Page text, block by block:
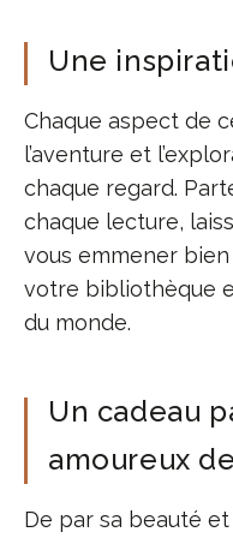
Une
Chaque aspect de
l’aventure et
chaque regard.
chaque lecture,
vous emmener
votre bibliothèque
du monde.
Un cadeau
amoureux
De par sa beauté